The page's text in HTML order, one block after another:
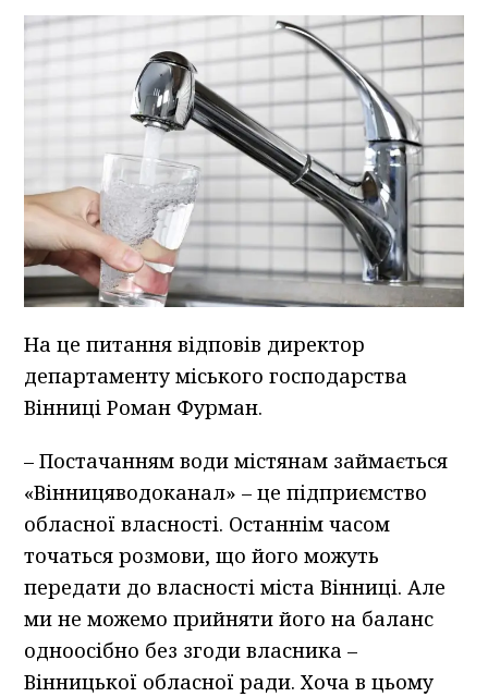
На це питання відповів директор
департаменту міського господарства
Вінниці Роман Фурман.
– Постачанням води містянам займається
«Вінницяводоканал» – це підприємство
обласної власності. Останнім часом
точаться розмови, що його можуть
передати до власності міста Вінниці. Але
ми не можемо прийняти його на баланс
одноосібно без згоди власника –
Вінницької обласної ради. Хоча в цьому